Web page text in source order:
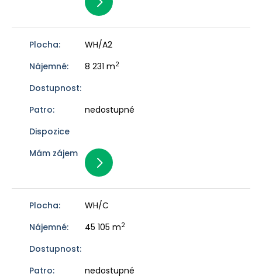
WH/A2
8 231 m2
nedostupné
WH/C
45 105 m2
nedostupné